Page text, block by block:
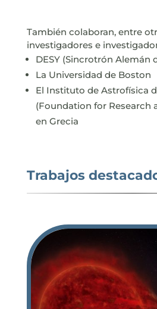
También colaboran, entre
investigadores e
DESY (Sincrotrón Alemán
La Universidad de Boston
El Instituto de Astrofísica
(Foundation for Research
en Grecia
Trabajos